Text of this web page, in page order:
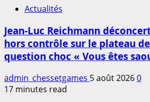
Actualités
Jean-Luc Reichmann
hors contrôle sur le plateau
question choc « Vous êtes
admin_chessetgames 5 août 20260
17 minutes read